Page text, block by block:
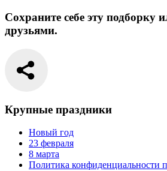
Сохраните себе эту подборку
друзьями.
Крупные праздники
Новый год
23 февраля
8 марта
Политика конфиденциальности